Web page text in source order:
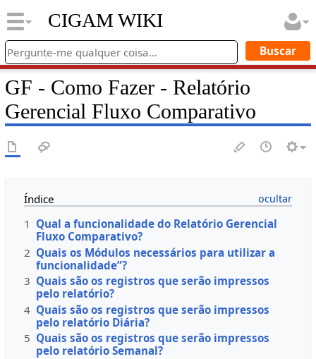
CIGAM WIKI
GF - Como Fazer - Relatório
Gerencial Fluxo Comparativo
Índice
1 Qual a funcionalidade do Relatório Gerencial
Fluxo Comparativo?
2 Quais os Módulos necessários para utilizar a
funcionalidade”?
3 Quais são os registros que serão impressos
pelo relatório?
4 Quais são os registros que serão impressos
pelo relatório Diária?
5 Quais são os registros que serão impressos
pelo relatório Semanal?